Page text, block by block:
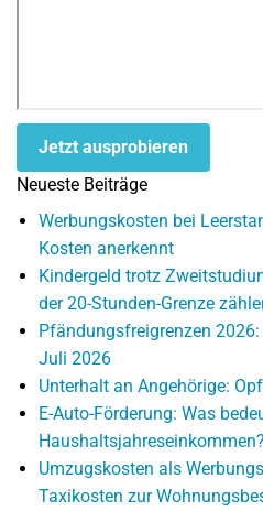
Jetzt ausprobieren
Neueste Beiträge
Werbungskosten bei
Kosten anerkennt
Kindergeld trotz
der 20-Stunden-Grenze
Pfändungsfreigrenzen
Juli 2026
Unterhalt an Angehörige:
E-Auto-Förderung: Was
Haushaltsjahreseinkommen?
Umzugskosten als
Taxikosten zur